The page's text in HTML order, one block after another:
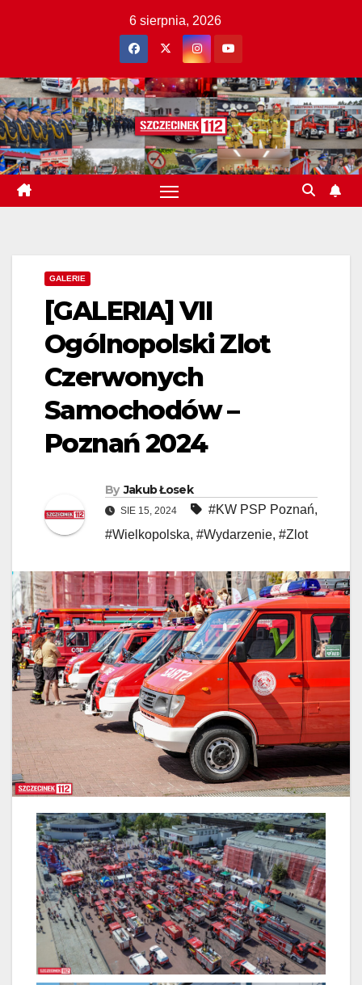
6 sierpnia, 2026
GALERIE
[GALERIA] VII
Ogólnopolski Zlot
Czerwonych
Samochodów –
Poznań 2024
By Jakub Łosek
SIE 15, 2024 #KW PSP Poznań,
#Wielkopolska, #Wydarzenie, #Zlot